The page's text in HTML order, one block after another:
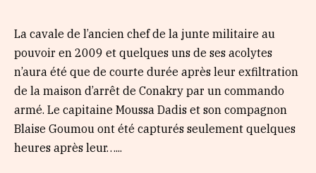
La cavale de l’ancien chef de la junte militaire au
pouvoir en 2009 et quelques uns de ses acolytes
n’aura été que de courte durée après leur exfiltration
de la maison d’arrêt de Conakry par un commando
armé. Le capitaine Moussa Dadis et son compagnon
Blaise Goumou ont été capturés seulement quelques
heures après leur…...